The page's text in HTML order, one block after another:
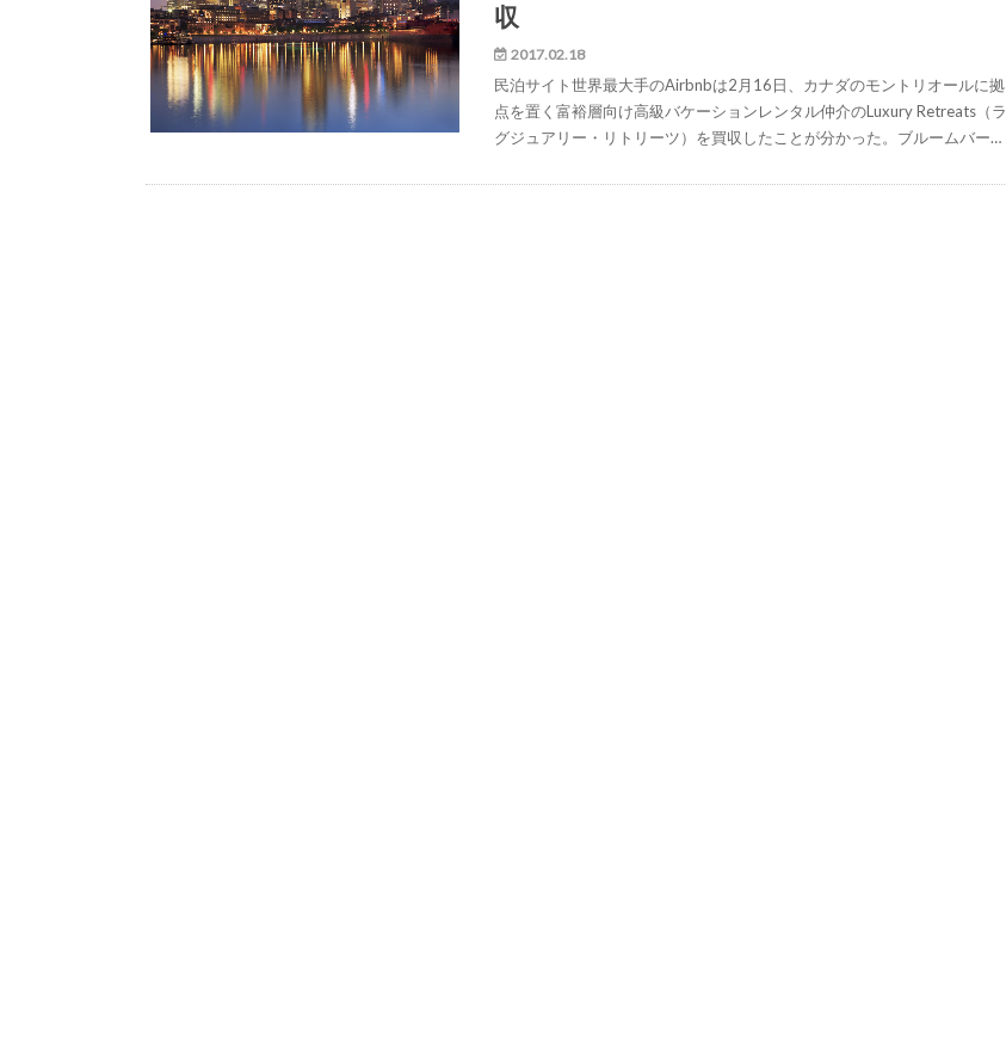
収
2017.02.18
民泊サイト世界最大手のAirbnbは2月16日、カナダのモントリオールに拠
点を置く富裕層向け高級バケーションレンタル仲介のLuxury Retreats（ラ
グジュアリー・リトリーツ）を買収したことが分かった。ブルームバー…